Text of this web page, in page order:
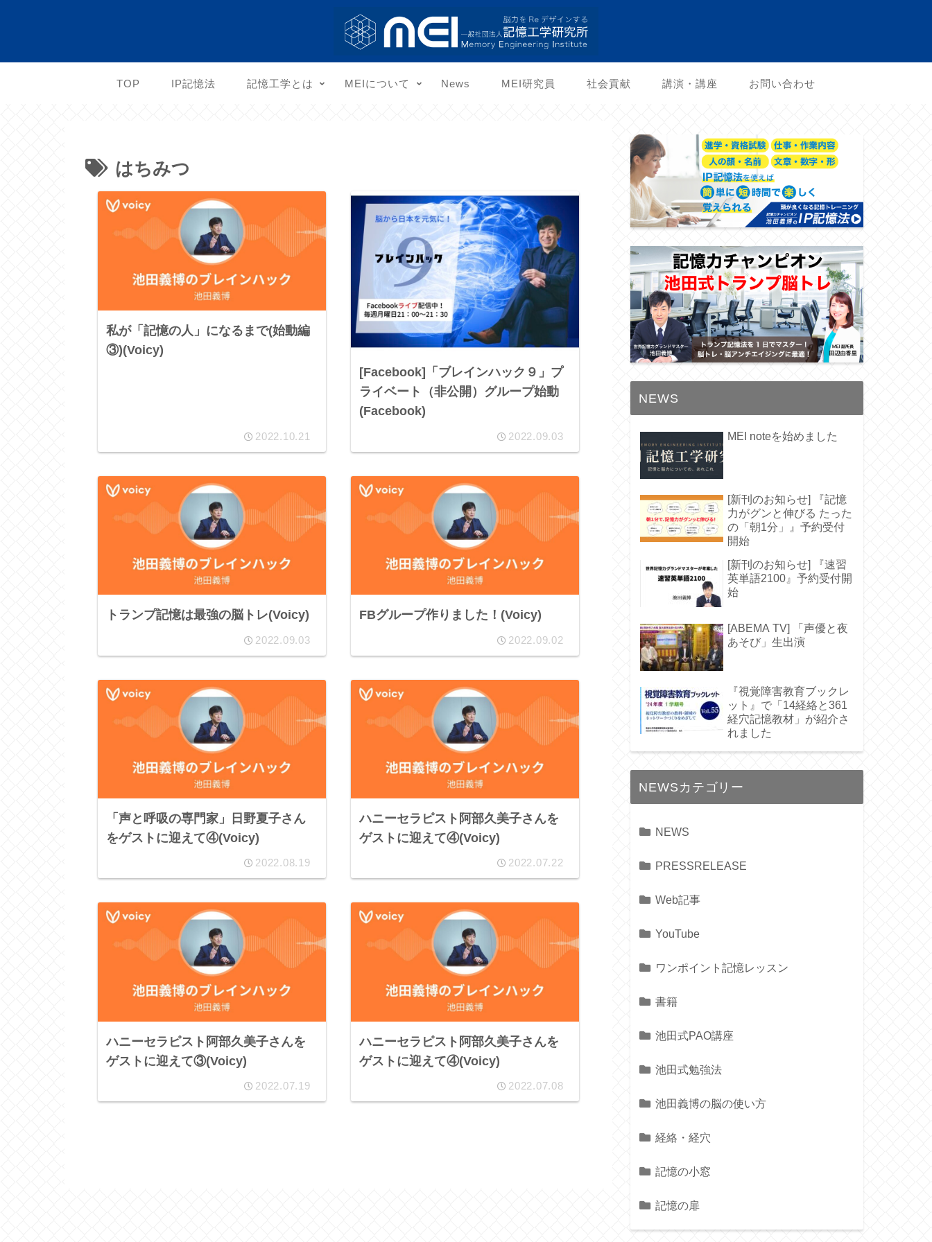
TOP IP記憶法 記憶工学とは MEIについて News MEI研究員 社会貢献 講演・講座 お問い合わせ
はちみつ
私が「記憶の人」になるまで(始動編
③)(Voicy)
2022.10.21
[Facebook]「ブレインハック９」プ
ライベート（非公開）グループ始動
(Facebook)
2022.09.03
トランプ記憶は最強の脳トレ(Voicy)
2022.09.03
FBグループ作りました！(Voicy)
2022.09.02
「声と呼吸の専門家」日野夏子さん
をゲストに迎えて④(Voicy)
2022.08.19
ハニーセラピスト阿部久美子さんを
ゲストに迎えて④(Voicy)
2022.07.22
ハニーセラピスト阿部久美子さんを
ゲストに迎えて③(Voicy)
2022.07.19
ハニーセラピスト阿部久美子さんを
ゲストに迎えて④(Voicy)
2022.07.08
NEWS
MEI noteを始めました
[新刊のお知らせ] 『記憶
力がグンと伸びる たった
の「朝1分」』予約受付
開始
[新刊のお知らせ] 『速習
英単語2100』予約受付開
始
[ABEMA TV] 「声優と夜
あそび」生出演
『視覚障害教育ブックレ
ット』で「14経絡と361
経穴記憶教材」が紹介さ
れました
NEWSカテゴリー
NEWS
PRESSRELEASE
Web記事
YouTube
ワンポイント記憶レッスン
書籍
池田式PAO講座
池田式勉強法
池田義博の脳の使い方
経絡・経穴
記憶の小窓
記憶の扉